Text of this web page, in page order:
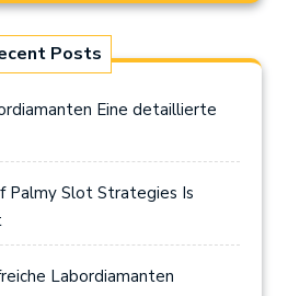
Posts
Eine detaillierte
Palmy Slot Strategies Is
Labordiamanten